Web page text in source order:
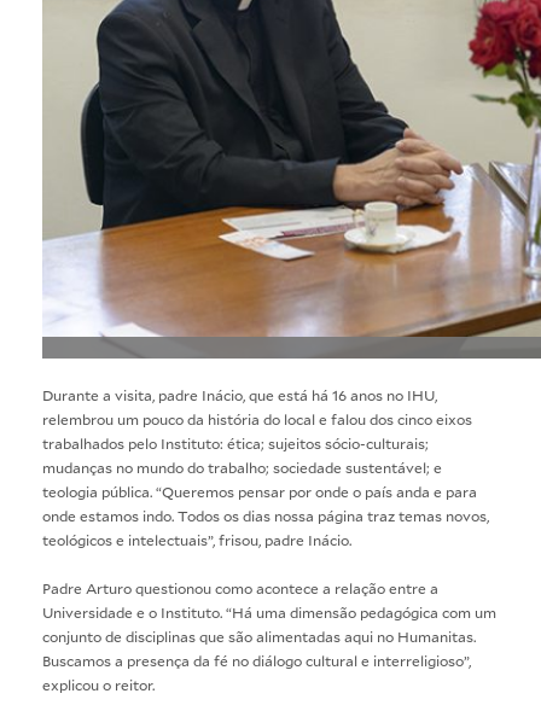
Durante a visita, padre Inácio, que está há 16 anos no IHU,
relembrou um pouco da história do local e falou dos cinco eixos
trabalhados pelo Instituto: ética; sujeitos sócio-culturais;
mudanças no mundo do trabalho; sociedade sustentável; e
teologia pública. “Queremos pensar por onde o país anda e para
onde estamos indo. Todos os dias nossa página traz temas novos,
teológicos e intelectuais”, frisou, padre Inácio.
Padre Arturo questionou como acontece a relação entre a
Universidade e o Instituto. “Há uma dimensão pedagógica com um
conjunto de disciplinas que são alimentadas aqui no Humanitas.
Buscamos a presença da fé no diálogo cultural e interreligioso”,
explicou o reitor.